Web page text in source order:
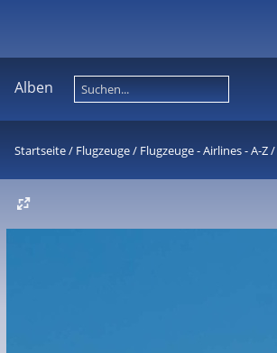
Alben
Startseite/ Flugzeuge/ Flugzeuge - Airlines - A-Z/